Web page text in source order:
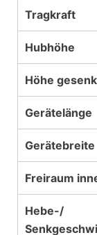
Tragkraft
Hubhöhe
Höhe
Gerätelänge
Gerätebreite
Freiraum
Hebe-/